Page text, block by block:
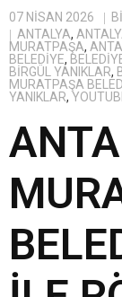
07 NISAN 2026
ANTALYA,
MURATPAŞA,
BELEDIYE,
BİRGÜL YANIKLAR,
MURATPAŞA
YANIKLAR,